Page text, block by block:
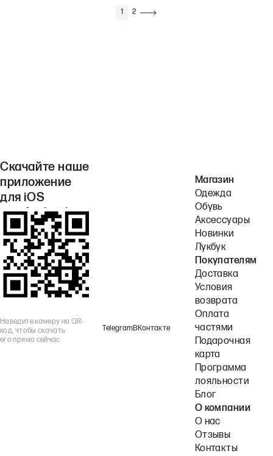
1 2
Скачайте наше
приложение
для iOS
или Android.
Наведите камеру на QR-
код, чтобы скачать
его прямо сейчас
TelegramВКонтакте
Магазин
Одежда
Обувь
Аксессуары
Новинки
Лукбук
Покупателям
Доставка
Условия
возврата
Оплата
частями
Подарочная
карта
Программа
лояльности
Блог
О компании
О нас
Отзывы
Контакты